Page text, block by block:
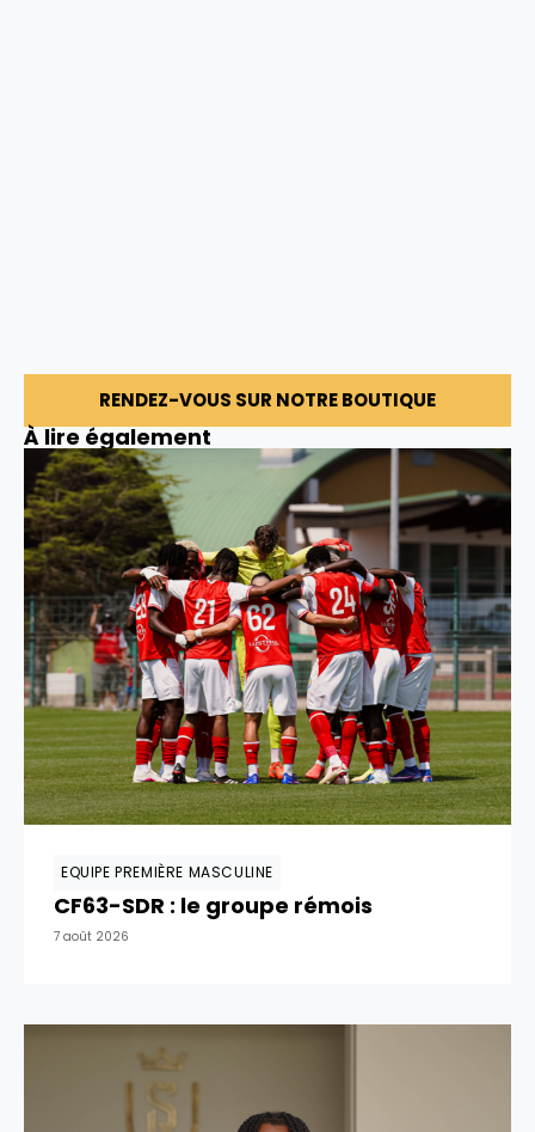
RENDEZ-VOUS SUR NOTRE BOUTIQUE
À lire également
EQUIPE PREMIÈRE MASCULINE
CF63-SDR : le groupe rémois
7 août 2026